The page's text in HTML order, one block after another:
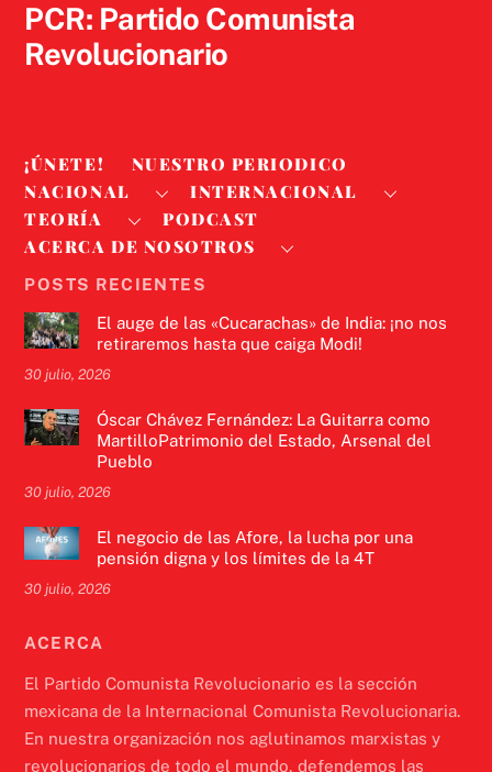
PCR: Partido Comunista
Revolucionario
¡ÚNETE!
NUESTRO PERIODICO
NACIONAL
INTERNACIONAL
TEORÍA
PODCAST
ACERCA DE NOSOTROS
POSTS RECIENTES
El auge de las «Cucarachas» de India: ¡no nos
retiraremos hasta que caiga Modi!
30 julio, 2026
Óscar Chávez Fernández: La Guitarra como
MartilloPatrimonio del Estado, Arsenal del
Pueblo
30 julio, 2026
El negocio de las Afore, la lucha por una
pensión digna y los límites de la 4T
30 julio, 2026
ACERCA
El Partido Comunista Revolucionario es la sección
mexicana de la Internacional Comunista Revolucionaria.
En nuestra organización nos aglutinamos marxistas y
revolucionarios de todo el mundo, defendemos las